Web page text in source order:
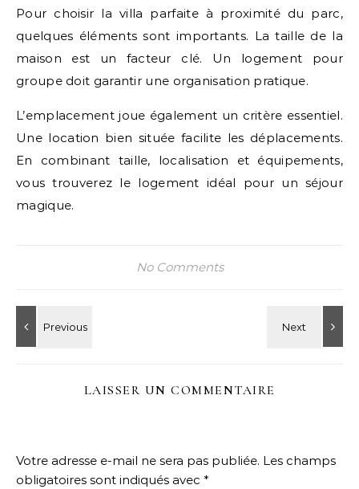
Pour choisir la villa parfaite à proximité du parc,
quelques éléments sont importants. La taille de la
maison est un facteur clé. Un logement pour
groupe doit garantir une organisation pratique.
L’emplacement joue également un critère essentiel.
Une location bien située facilite les déplacements.
En combinant taille, localisation et équipements,
vous trouverez le logement idéal pour un séjour
magique.
No Comments
LAISSER UN COMMENTAIRE
Votre adresse e-mail ne sera pas publiée. Les champs
obligatoires sont indiqués avec *